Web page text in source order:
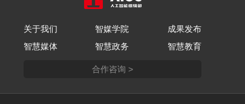
关于我们 智媒学院
成果发布
智慧媒体
智慧政务 智慧教育
合作咨询 >